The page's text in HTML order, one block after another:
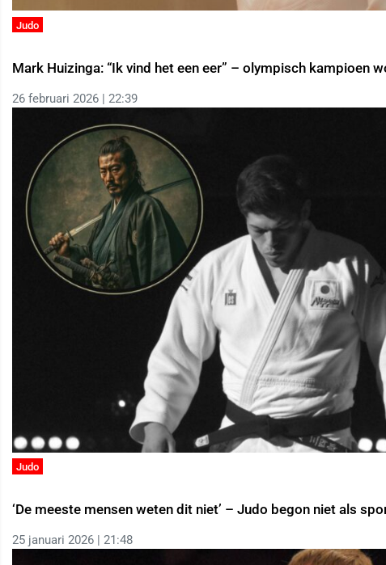
Judo
Mark Huizinga: “Ik vind het een eer” – olympisch kampioen
26 februari 2026 | 22:39
Judo
‘De meeste mensen weten dit niet’ – Judo begon niet als
25 januari 2026 | 21:48